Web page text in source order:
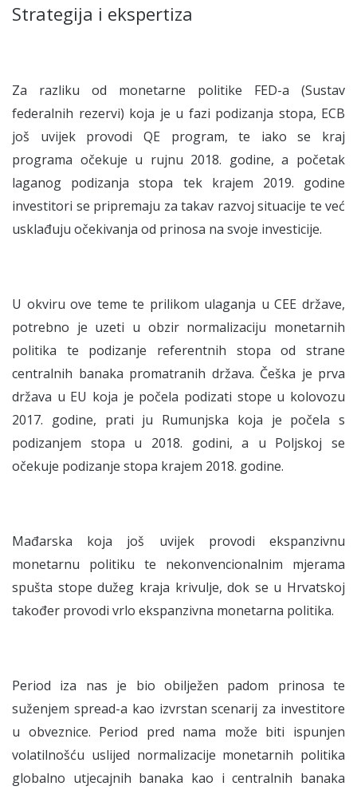
Strategija i ekspertiza
Za razliku od monetarne politike FED-a (Sustav
federalnih rezervi) koja je u fazi podizanja stopa, ECB
još uvijek provodi QE program, te iako se kraj
programa očekuje u rujnu 2018. godine, a početak
laganog podizanja stopa tek krajem 2019. godine
investitori se pripremaju za takav razvoj situacije te već
usklađuju očekivanja od prinosa na svoje investicije.
U okviru ove teme te prilikom ulaganja u CEE države,
potrebno je uzeti u obzir normalizaciju monetarnih
politika te podizanje referentnih stopa od strane
centralnih banaka promatranih država. Češka je prva
država u EU koja je počela podizati stope u kolovozu
2017. godine, prati ju Rumunjska koja je počela s
podizanjem stopa u 2018. godini, a u Poljskoj se
očekuje podizanje stopa krajem 2018. godine.
Mađarska koja još uvijek provodi ekspanzivnu
monetarnu politiku te nekonvencionalnim mjerama
spušta stope dužeg kraja krivulje, dok se u Hrvatskoj
također provodi vrlo ekspanzivna monetarna politika.
Period iza nas je bio obilježen padom prinosa te
suženjem spread-a kao izvrstan scenarij za investitore
u obveznice. Period pred nama može biti ispunjen
volatilnošću uslijed normalizacije monetarnih politika
globalno utjecajnih banaka kao i centralnih banaka